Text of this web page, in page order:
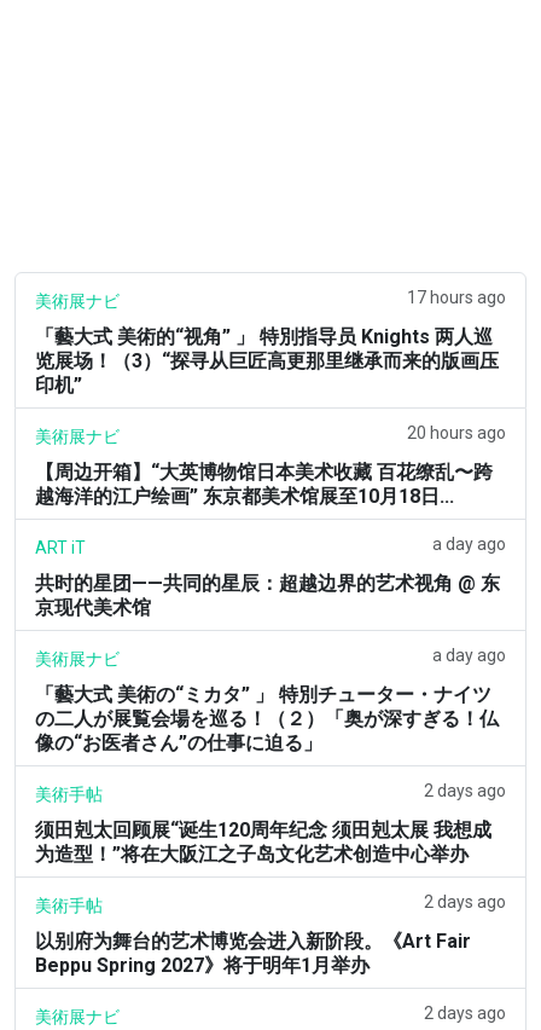
美術展ナビ 17 hours ago
「藝大式 美術的“视角” 」 特別指导员 Knights 两人巡
览展场！（3）“探寻从巨匠高更那里继承而来的版画压
印机”
美術展ナビ 20 hours ago
【周边开箱】“大英博物馆日本美术收藏 百花缭乱〜跨
越海洋的江户绘画” 东京都美术馆展至10月18日...
ART iT a day ago
共时的星团——共同的星辰：超越边界的艺术视角 @ 东
京现代美术馆
美術展ナビ a day ago
「藝大式 美術の“ミカタ” 」 特別チューター・ナイツ
の二人が展覧会場を巡る！（２）「奥が深すぎる！仏
像の“お医者さん”の仕事に迫る」
美術手帖 2 days ago
须田剋太回顾展“诞生120周年纪念 须田剋太展 我想成
为造型！”将在大阪江之子岛文化艺术创造中心举办
美術手帖 2 days ago
以别府为舞台的艺术博览会进入新阶段。《Art Fair
Beppu Spring 2027》将于明年1月举办
美術展ナビ 2 days ago